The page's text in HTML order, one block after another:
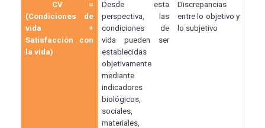
CV =
(Condiciones de
vida +
Satisfacción con
la vida)
Desde esta
perspectiva, las
condiciones de
vida pueden ser
establecidas
objetivamente
mediante
indicadores
biológicos,
sociales,
materiales,
Discrepancias
entre lo objetivo y
lo subjetivo